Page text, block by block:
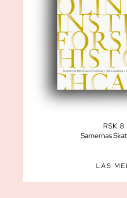
RSK 8
Samernas
LÄS